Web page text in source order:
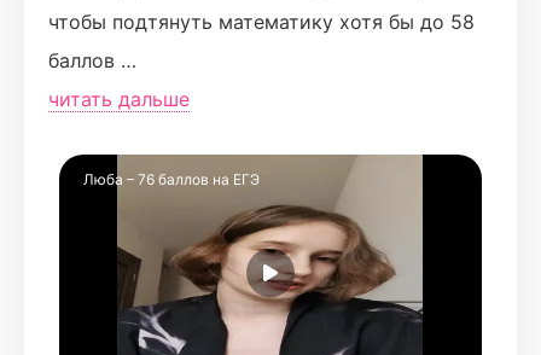
чтобы подтянуть математику хотя бы до 58
баллов
как оказалось Влад просто огонь!! я с ним в
производные, неравенства, экономические
задачи. до этого я даже этих слов боялась
потихоньку, смотря вебинары, выполняя
домашки, спрашивая вопросы в группе ВК я
дошла до 58 баллов, но так как оставалось
читать дальше
Люба – 76 баллов на ЕГЭ